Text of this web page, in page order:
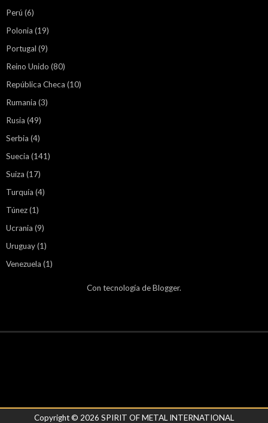
Perú (6)
Polonia (19)
Portugal (9)
Reino Unido (80)
República Checa (10)
Rumania (3)
Rusia (49)
Serbia (4)
Suecia (141)
Suiza (17)
Turquía (4)
Túnez(1)
Ucrania (9)
Uruguay(1)
Venezuela (1)
Con tecnología deBlogger.
Copyright © 2026 SPIRIT OF METAL INTERNATIONAL